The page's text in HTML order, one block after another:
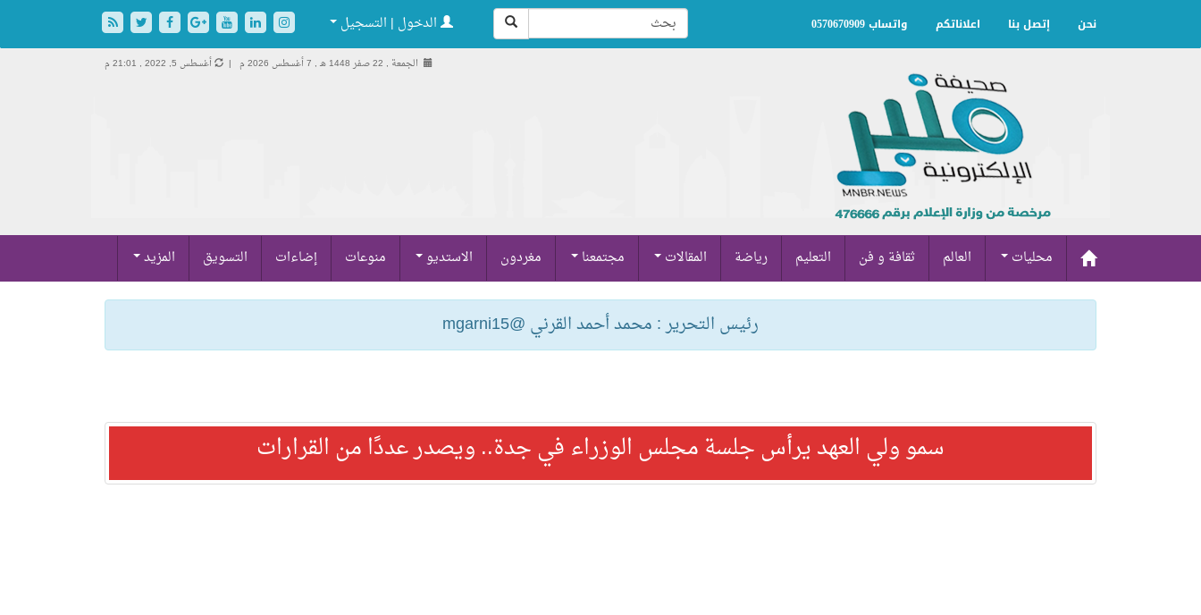
نحن إتصل بنا اعلاناتكم واتساب 0570670909 الدخول | التسجيل
الجمعة , 22 صفر 1448 هـ , 7 أغسطس 2026 م | أغسطس 5, 2022 , 21:01 م
محليات العالم ثقافة و فن التعليم رياضة المقالات مجتمعنا مغردون الاستديو منوعات إضاءات التسويق المزيد
رئيس التحرير : محمد أحمد القرني @mgarni15
سمو ولي العهد يرأس جلسة مجلس الوزراء في جدة.. ويصدر عددًا من القرارات